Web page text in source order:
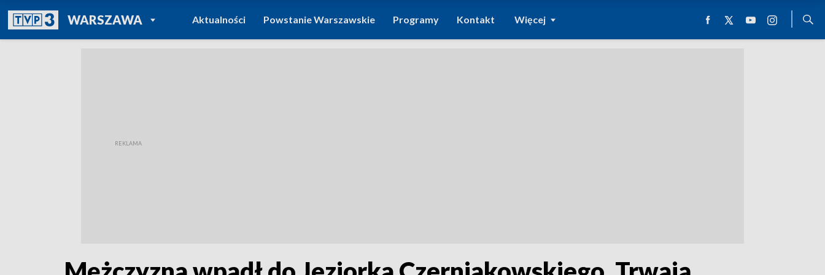
WARSZAWAPOWRÓT DO
TVP REGIONY
Aktualności Powstanie Warszawskie Programy Kontakt Więcej